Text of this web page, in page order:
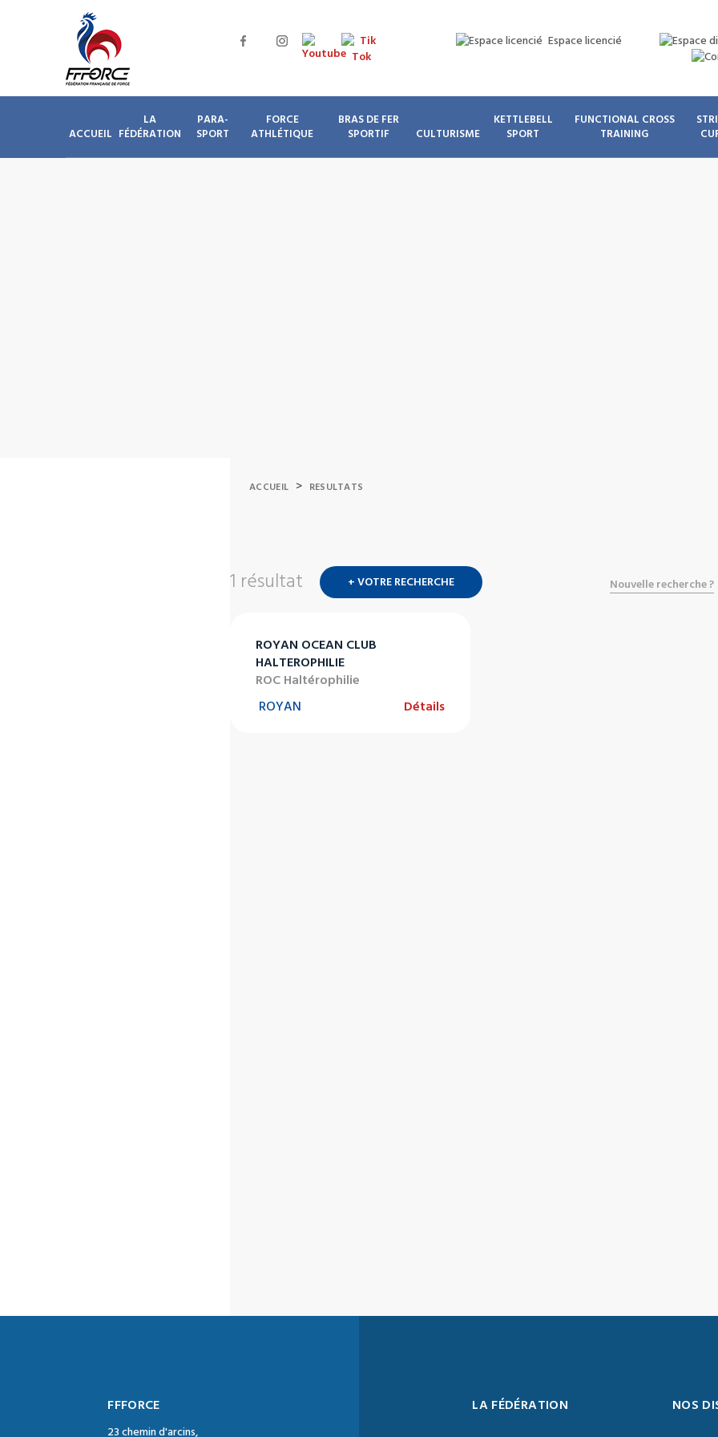
Espace licencié
ACCUEIL
LA
FÉDÉRATION
PARA-
SPORT
FORCE
ATHLÉTIQUE
BRAS DE FER
SPORTIF
CULTURISME
KETTLEBELL
SPORT
FUNCTIONAL CROSS
TRAINING
ACCUEIL > RESULTATS
1 résultat + VOTRE RECHERCHE Nouvelle recherche ?
ROYAN OCEAN CLUB
HALTEROPHILIE
ROC Haltérophilie
ROYAN
Détails
FFFORCE
23 chemin d'arcins,
LA FÉDÉRATION NOS